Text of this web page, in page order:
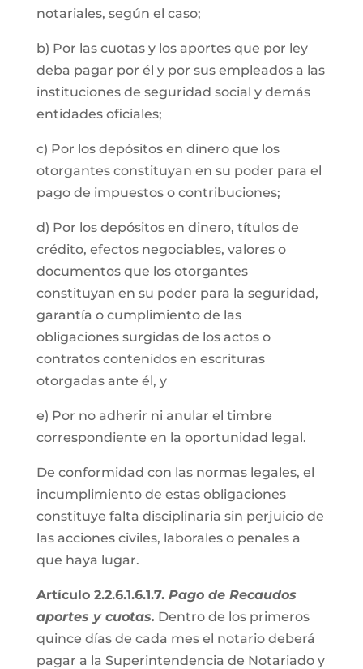
notariales, según el caso;
b) Por las cuotas y los aportes que por ley
deba pagar por él y por sus empleados a las
instituciones de seguridad social y demás
entidades oficiales;
c) Por los depósitos en dinero que los
otorgantes constituyan en su poder para el
pago de impuestos o contribuciones;
d) Por los depósitos en dinero, títulos de
crédito, efectos negociables, valores o
documentos que los otorgantes
constituyan en su poder para la seguridad,
garantía o cumplimiento de las
obligaciones surgidas de los actos o
contratos contenidos en escrituras
otorgadas ante él, y
e) Por no adherir ni anular el timbre
correspondiente en la oportunidad legal.
De conformidad con las normas legales, el
incumplimiento de estas obligaciones
constituye falta disciplinaria sin perjuicio de
las acciones civiles, laborales o penales a
que haya lugar.
Artículo 2.2.6.1.6.1.7. Pago de Recaudos
aportes y cuotas. Dentro de los primeros
quince días de cada mes el notario deberá
pagar a la Superintendencia de Notariado y